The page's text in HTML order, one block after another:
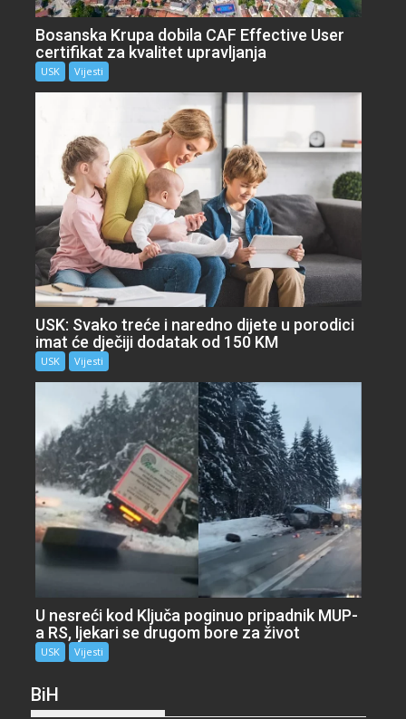
Bosanska Krupa dobila CAF Effective User
certifikat za kvalitet upravljanja
USK Vijesti
USK: Svako treće i naredno dijete u porodici
imat će dječiji dodatak od 150 KM
USK Vijesti
U nesreći kod Ključa poginuo pripadnik MUP-
a RS, ljekari se drugom bore za život
USK Vijesti
BiH